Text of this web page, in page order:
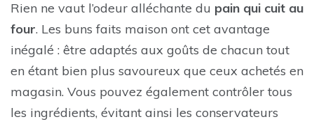
Rien ne vaut l’odeur alléchante du pain qui cuit au
four. Les buns faits maison ont cet avantage
inégalé : être adaptés aux goûts de chacun tout
en étant bien plus savoureux que ceux achetés en
magasin. Vous pouvez également contrôler tous
les ingrédients, évitant ainsi les conservateurs